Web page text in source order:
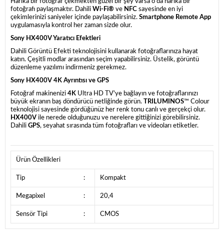
fotoğrafı paylaşmaktır. Dahili Wi-Fi® ve NFC sayesinde en iyi
çekimlerinizi saniyeler içinde paylaşabilirsiniz. Smartphone Remote App
uygulamasıyla kontrol her zaman sizde olur.
Sony HX400V Yaratıcı Efektleri
Dahili Görüntü Efekti teknolojisini kullanarak fotoğraflarınıza hayat
katın. Çeşitli modlar arasından seçim yapabilirsiniz. Üstelik, görüntü
düzenleme yazılımı indirmeniz gerekmez.
Sony HX400V 4K Ayrıntısı ve GPS
Fotoğraf makinenizi 4K Ultra HD TV'ye bağlayın ve fotoğraflarınızı
büyük ekranın baş döndürücü netliğinde görün. TRILUMINOS™ Colour
teknolojisi sayesinde gördüğünüz her renk tonu canlı ve gerçekçi olur.
HX400V ile nerede olduğunuzu ve nerelere gittiğinizi görebilirsiniz.
Dahili GPS, seyahat sırasında tüm fotoğrafları ve videoları etiketler.
Ürün Özellikleri
Tip : Kompakt
Megapixel : 20,4
Sensör Tipi : CMOS